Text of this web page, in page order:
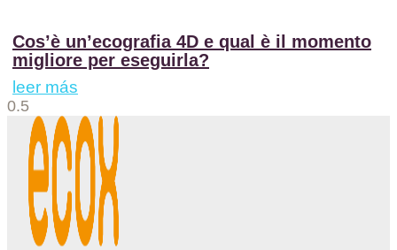
Cos’è un’ecografia 4D e qual è il momento
migliore per eseguirla?
leer más